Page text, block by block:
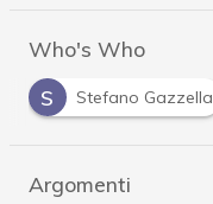
Who's Who
S
Stefano Gazzella
Argomenti